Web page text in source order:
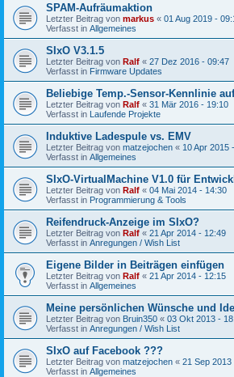
SPAM-Aufräumaktion
Letzter Beitrag von markus « 01 Aug 2019 -
Verfasst in Allgemeines
SIxO V3.1.5
Letzter Beitrag von Ralf « 27 Dez 2016 - 09:47
Verfasst in Firmware Updates
Beliebige Temp.-Sensor-Kennlinie
Letzter Beitrag von Ralf « 31 Mär 2016 - 19:10
Verfasst in Laufende Projekte
Induktive Ladespule vs. EMV
Letzter Beitrag von matzejochen « 10 Apr 2015
Verfasst in Allgemeines
SIxO-VirtualMachine V1.0 für
Letzter Beitrag von Ralf « 04 Mai 2014 - 14:30
Verfasst in Programmierung & Tools
Reifendruck-Anzeige im SIxO?
Letzter Beitrag von Ralf « 21 Apr 2014 - 12:49
Verfasst in Anregungen / Wish List
Eigene Bilder in Beiträgen einfügen
Letzter Beitrag von Ralf « 21 Apr 2014 - 12:15
Verfasst in Allgemeines
Meine persönlichen Wünsche und
Letzter Beitrag von Bruin350 « 03 Okt 2013 -
Verfasst in Anregungen / Wish List
SIxO auf Facebook ???
Letzter Beitrag von matzejochen « 21 Sep 2013
Verfasst in Allgemeines